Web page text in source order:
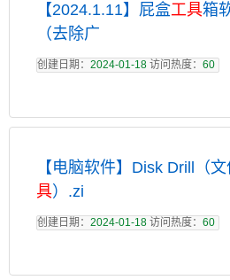
【2024.1.11】屁盒工具箱
（去除广
创建日期： 2024-01-18 访问热度： 60
【电脑软件】Disk Drill（
具）.zi
创建日期： 2024-01-18 访问热度： 60